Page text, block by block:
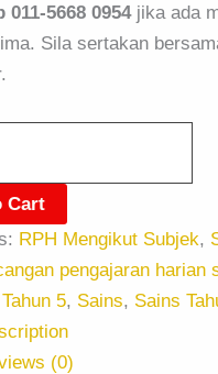
011-5668 0954jika ada
Sila sertakan
Cart
RPH Mengikut Subjek,
pengajaran harian
5, Sains, Sains
(0)